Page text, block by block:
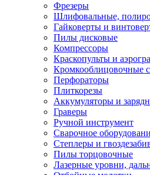
Фрезеры
Шлифовальные,
Гайковерты и
Пилы дисковые
Компрессоры
Краскопульты и
Кромкооблицовочные
Перфораторы
Плиткорезы
Аккумуляторы и
Граверы
Ручной инструмент
Сварочное
Степлеры и
Пилы торцовочные
Лазерные уровни,